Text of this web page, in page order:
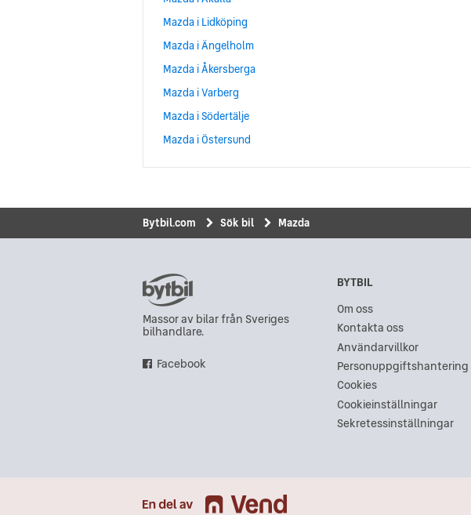
Mazda i Lidköping
Mazda i Ängelholm
Mazda i Åkersberga
Mazda i Varberg
Mazda i Södertälje
Mazda i Östersund
Bytbil.com Sök bil Mazda
Massor av bilar från Sveriges
bilhandlare.
Facebook
BYTBIL
Om oss
Kontakta oss
Användarvillkor
Personuppgiftshantering
Cookies
Cookieinställningar
Sekretessinställningar